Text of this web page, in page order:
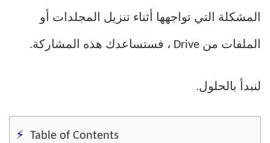
المشكلة التي تواجهها أثناء تنزيل المجلدات أو
الملفات من Drive ، فستساعدك هذه المشاركة.
لنبدأ بالحلول.
Table of Contents